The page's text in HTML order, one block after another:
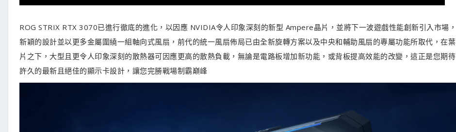
ROG STRIX RTX 3070已進行徹底的進化，以因應 NVIDIA令人印象深刻的新型 Ampere晶片，並將下一波遊戲性能創新引入市場，
新穎的設計並以更多金屬圍繞一組軸向式風扇，前代的統一風扇佈局已由全新旋轉方案以及中央和輔助風扇的專屬功能所取代，在葉
片之下，大型且更令人印象深刻的散熱器可因應更高的散熱負載，無論是電路板增加新功能，或背板提高效能的改變，這正是您期待
許久的最新且絕佳的顯示卡設計，讓您完勝戰場制霸巔峰